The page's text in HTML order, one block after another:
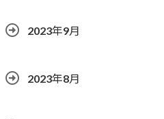
2023年9月
2023年8月